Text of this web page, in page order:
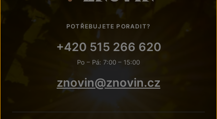
POTŘEBUJETE PORADIT?
+420 515 266 620
Po – Pá: 7:00 – 15:00
znovin@znovin.cz